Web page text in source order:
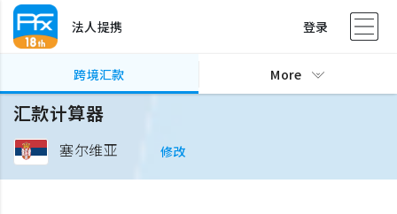
法人提携 登录
跨境汇款 More
汇款计算器
塞尔维亚 修改